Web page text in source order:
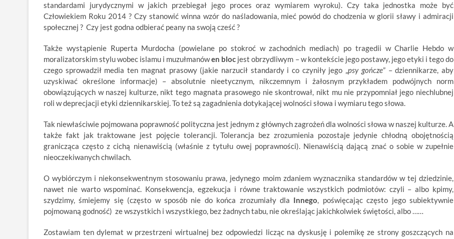
standardami jurydycznymi w jakich przebiegał jego proces oraz wymiarem wyroku). Czy taka jednostka może być
Człowiekiem Roku 2014 ? Czy stanowić winna wzór do naśladowania, mieć powód do chodzenia w glorii sławy i admiracji
społecznej ? Czy jest godna odbierać peany na swoją cześć ?
Także wystąpienie Ruperta Murdocha (powielane po stokroć w zachodnich mediach) po tragedii w Charlie Hebdo w
moralizatorskim stylu wobec islamu i muzułmanówen bloc jest obrzydliwym – w kontekście jego postawy, jego etyki i tego do
czego sprowadził media ten magnat prasowy (jakie narzucił standardy i co czyniły jego „psy gończe” – dziennikarze, aby
uzyskiwać określone informacje) – absolutnie nieetycznym, nikczemnym i żałosnym przykładem podwójnych norm
obowiązujących w naszej kulturze, nikt tego magnata prasowego nie skontrował, nikt mu nie przypomniał jego niechlubnej
roli w deprecjacji etyki dziennikarskiej. To też są zagadnienia dotykającej wolności słowa i wymiaru tego słowa.
Tak niewłaściwie pojmowana poprawność polityczna jest jednym z głównych zagrożeń dla wolności słowa w naszej kulturze. A
także fakt jak traktowane jest pojęcie tolerancji. Tolerancja bez zrozumienia pozostaje jedynie chłodną obojętnością
granicząca często z cichą nienawiścią (właśnie z tytułu owej poprawności). Nienawiścią dającą znać o sobie w zupełnie
nieoczekiwanych chwilach.
O wybiórczym i niekonsekwentnym stosowaniu prawa, jedynego moim zdaniem wyznacznika standardów w tej dziedzinie,
nawet nie warto wspominać. Konsekwencja, egzekucja i równe traktowanie wszystkich podmiotów: czyli – albo kpimy,
szydzimy, śmiejemy się (często w sposób nie do końca zrozumiały dla Innego, poświęcając często jego subiektywnie
pojmowaną godność) ze wszystkich i wszystkiego, bez żadnych tabu, nie określając jakichkolwiek świętości, albo ……
Zostawiam ten dylemat w przestrzeni wirtualnej bez odpowiedzi licząc na dyskusję i polemikę ze strony goszczących na